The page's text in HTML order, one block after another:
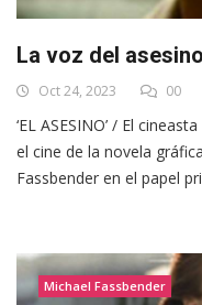
La voz del asesino
Oct 24, 2023 00
‘EL ASESINO’ / El
el cine de la novela
Fassbender en el papel
Michael Fassbender